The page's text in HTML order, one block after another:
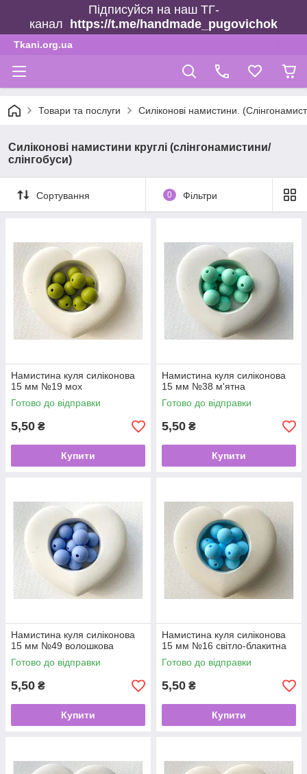
Підписуйся на наш ТГ-
канал
https://t.me/handmade_pugovichok
Tkani.org.ua
Товари та послуги Силіконові намистини.
Силіконові намистини круглі (слінгонамистини/
слінгобуси)
Сортування 0 Фільтри
Намистина куля силіконова
15 мм №19 мох
Готово до відправки
5,50 ₴
Купити
Намистина куля силіконова
15 мм №38 м'ятна
Готово до відправки
5,50 ₴
Купити
Намистина куля силіконова
15 мм №49 волошкова
Готово до відправки
5,50 ₴
Купити
Намистина куля силіконова
15 мм №16 світло-блакитна
Готово до відправки
5,50 ₴
Купити